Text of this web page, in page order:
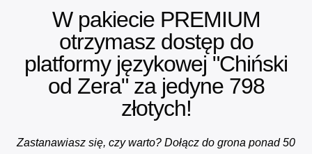
W pakiecie PREMIUM
otrzymasz dostęp do
platformy językowej "Chiński
od Zera" za jedyne 798
złotych!
Zastanawiasz się, czy warto? Dołącz do grona ponad 50